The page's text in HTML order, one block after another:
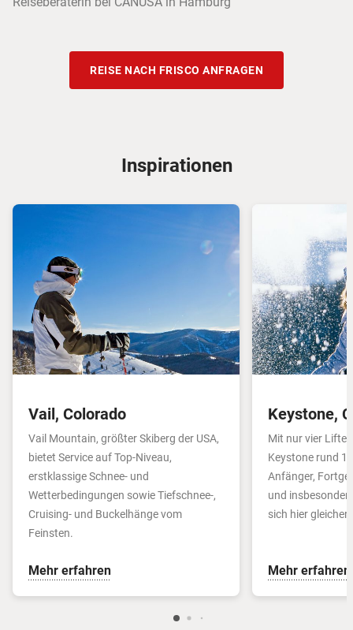
REISE NACH FRISCO ANFRAGEN
Inspirationen
Vail, Colorado
Vail Mountain, größter Skiberg der USA,
bietet Service auf Top-Niveau,
erstklassige Schnee- und
Wetterbedingungen sowie Tiefschnee-,
Cruising- und Buckelhänge vom
Feinsten.
Mehr erfahren
Keystone,
Mit nur vier
Keystone rund
Anfänger,
und
sich hier
Mehr erfahren